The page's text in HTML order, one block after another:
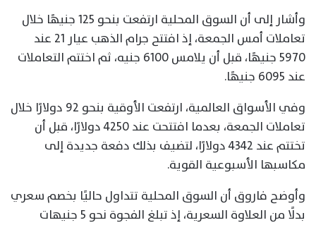
وأشار إلى أن السوق المحلية ارتفعت بنحو 125 جنيهًا خلال
تعاملات أمس الجمعة، إذ افتتح جرام الذهب عيار 21 عند
5970 جنيهًا، قبل أن يلامس 6100 جنيه، ثم اختتم التعاملات
عند 6095 جنيهًا.
وفي الأسواق العالمية، ارتفعت الأوقية بنحو 92 دولارًا خلال
تعاملات الجمعة، بعدما افتتحت عند 4250 دولارًا، قبل أن
تختتم عند 4342 دولارًا، لتضيف بذلك دفعة جديدة إلى
مكاسبها الأسبوعية القوية.
وأوضح فاروق أن السوق المحلية تتداول حاليًا بخصم سعري
بدلًا من العلاوة السعرية، إذ تبلغ الفجوة نحو 5 جنيهات